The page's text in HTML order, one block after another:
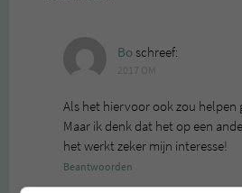
Boschreef:
Als het hiervoor ook zou helpen
Maar ik denk dat het op een
het werkt zeker mijn interesse!
Beantwoorden